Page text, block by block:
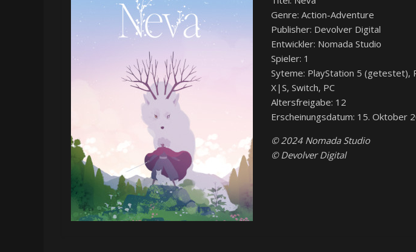
Genre: Action-Adventure
Publisher: Devolver Digital
Entwickler: Nomada Studio
Spieler: 1
Syteme: PlayStation 5 (getestet),
X|S, Switch, PC
Altersfreigabe: 12
Erscheinungsdatum: 15. Oktober
© 2024 Nomada Studio
© Devolver Digital